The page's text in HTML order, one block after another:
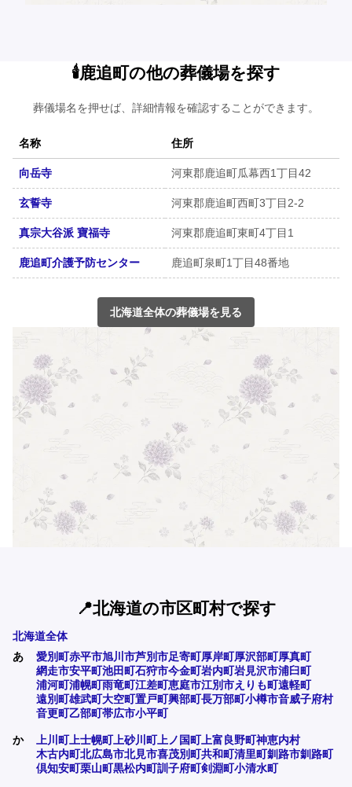
🕯️鹿追町の他の葬儀場を探す
葬儀場名を押せば、詳細情報を確認することができます。
名称 住所
向岳寺 河東郡鹿追町瓜幕西1丁目42
玄誓寺 河東郡鹿追町西町3丁目2-2
真宗大谷派 寶福寺 河東郡鹿追町東町4丁目1
鹿追町介護予防センター 鹿追町泉町1丁目48番地
北海道全体の葬儀場を見る
📍北海道の市区町村で探す
北海道全体
あ
愛別町赤平市旭川市芦別市足寄町厚岸町厚沢部町厚真町
網走市安平町池田町石狩市今金町岩内町岩見沢市浦臼町
浦河町浦幌町雨竜町江差町恵庭市江別市えりも町遠軽町
遠別町雄武町大空町置戸町興部町長万部町小樽市音威子府村
音更町乙部町帯広市小平町
か 上川町上士幌町上砂川町上ノ国町上富良野町神恵内村
木古内町北広島市北見市喜茂別町共和町清里町釧路市釧路町
倶知安町栗山町黒松内町訓子府町剣淵町小清水町